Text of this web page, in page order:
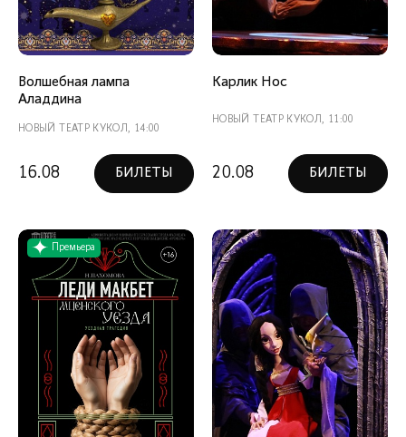
Волшебная лампа
Аладдина
НОВЫЙ ТЕАТР КУКОЛ, 14:00
16.08 БИЛЕТЫ
Карлик Нос
НОВЫЙ ТЕАТР КУКОЛ, 11:00
20.08 БИЛЕТЫ
Премьера